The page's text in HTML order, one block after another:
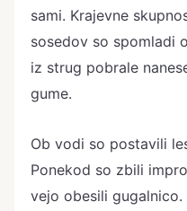
sami. Krajevne
sosedov so spomladi
iz strug pobrale
gume.
Ob vodi so postavili
Ponekod so zbili
vejo obesili